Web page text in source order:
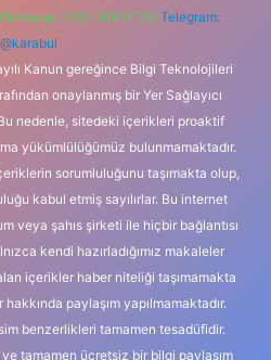
0262 606 0 726 Telegram:
@karabul
Kanun gereğince Bilgi Teknolojileri
onaylanmış bir Yer Sağlayıcı
nedenle, sitedeki içerikleri proaktif
yükümlülüğümüz bulunmamaktadır.
sorumluluğunu taşımakta olup,
kabul etmiş sayılırlar. Bu internet
veya şahıs şirketi ile hiçbir bağlantısı
kendi hazırladığımız makaleler
içerikler haber niteliği taşımamakta
paylaşım yapılmamaktadır.
benzerlikleri tamamen tesadüfidir.
tamamen ücretsiz bir bilgi paylaşım